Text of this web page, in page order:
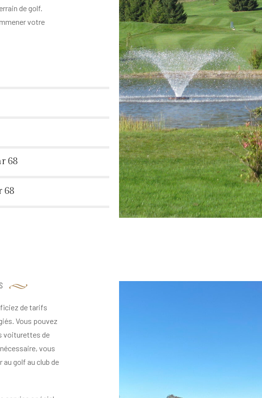
de golf.
votre
68
68
de tarifs
Vous pouvez
voiturettes de
vous
golf au club de